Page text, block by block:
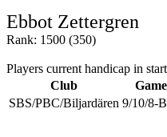
Ebbot Zettergren
Rank: 1500 (350)
Players current handicap in
Club
Game
SBS/PBC/Biljardären 9/10/8-